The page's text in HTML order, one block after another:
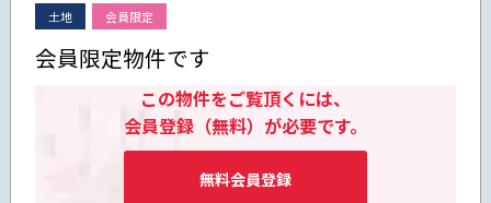
土地 会員限定
会員限定物件です
この物件をご覧頂くには、
会員登録（無料）が必要です。
無料会員登録